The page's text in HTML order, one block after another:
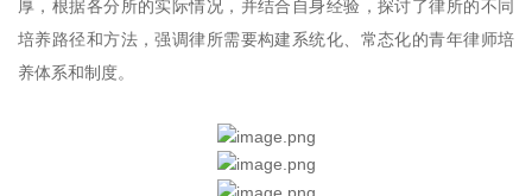
厚，根据各分所的实际情况，并结合自身经验，探讨了律所的不同
培养路径和方法，强调律所需要构建系统化、常态化的青年律师培
养体系和制度。